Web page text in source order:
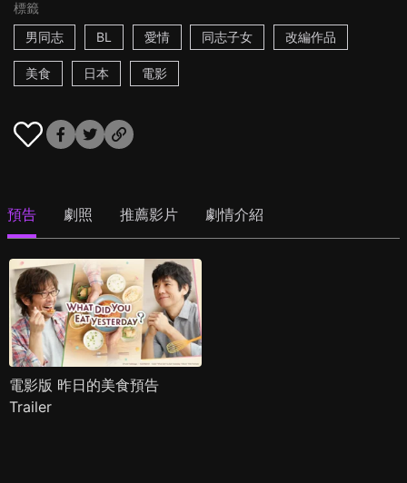
標籤
男同志
BL 愛情 同志子女 改編作品
美食 日本 電影
預告 劇照 推薦影片 劇情介紹
電影版 昨日的美食預告
Trailer